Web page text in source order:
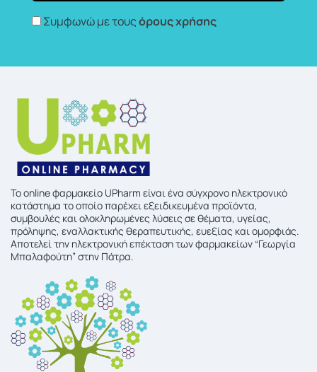
Συμφωνώ με τουςόρους χρήσης
To online φαρμακείο UPharm είναι ένα σύγχρονο ηλεκτρονικό
κατάστημα το οποίο παρέχει εξειδικευμένα προϊόντα,
συμβουλές και ολοκληρωμένες λύσεις σε θέματα, υγείας,
πρόληψης, εναλλακτικής θεραπευτικής, ευεξίας και ομορφιάς.
Αποτελεί την ηλεκτρονική επέκταση των φαρμακείων “Γεωργία
Μπαλαφούτη” στην Πάτρα.